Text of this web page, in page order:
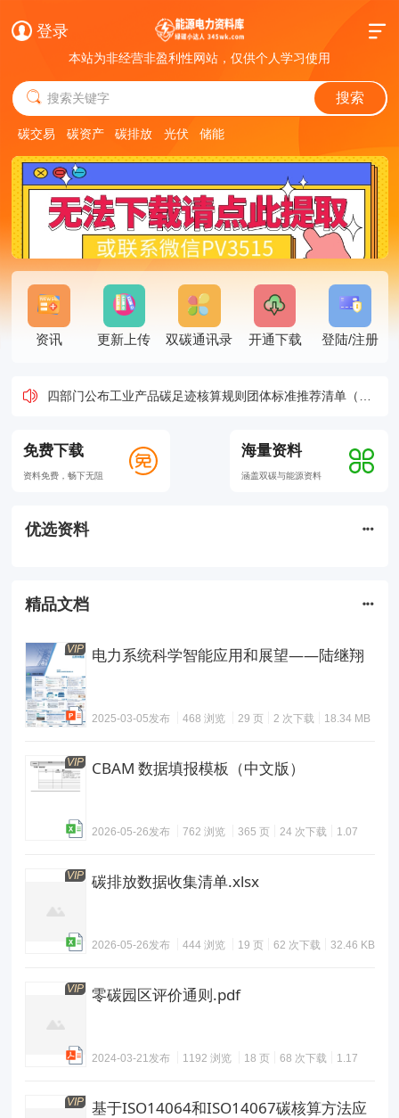
登录
本站为非经营非盈利性网站，仅供个人学习使用
搜索关键字 搜索
碳交易 碳资产 碳排放 光伏 储能
资讯 更新上传 双碳通讯录 开通下载 登陆/注册
“70后”徐新宇，已任市生态环境局局长
“70后”徐新宇，已任市生态环境局局长
地方国资为何突然起诉光伏企业？
大利好！又一省明确支持“高速＋光伏”
全国碳排放权交易市场交易规模再创历史新高
免费下载
资料免费，畅下无阻
海量资料
涵盖双碳与能源资料
优选资料
精品文档
VIP 电力系统科学智能应用和展望——陆继翔
2025-03-05发布 468 浏览 29 页 2 次下载 18.34 MB
VIP CBAM 数据填报模板（中文版）
2026-05-26发布 762 浏览 365 页 24 次下载
1.07
VIP 碳排放数据收集清单.xlsx
2026-05-26发布 444 浏览 19 页 62 次下载 32.46 KB
VIP 零碳园区评价通则.pdf
2024-03-21发布 1192 浏览 18 页 68 次下载
1.17
VIP
基于ISO14064和ISO14067碳核算方法应